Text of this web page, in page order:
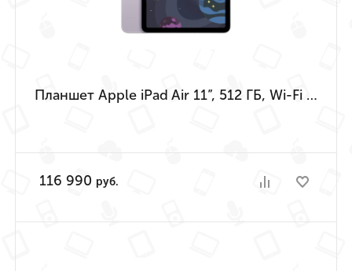
Планшет Apple iPad Air 11”, 512 ГБ, Wi-Fi + Cellular (Фиолетовый | Purple) (M4 | 2026)
116 990 руб.